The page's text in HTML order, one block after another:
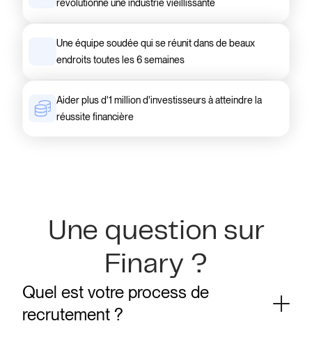
révolutionne une industrie vieillissante
Une équipe soudée qui se réunit dans de beaux
endroits toutes les 6 semaines
Aider plus d'1 million d'investisseurs à atteindre la
réussite financière
Une question sur
Finary ?
Quel est votre process de
recrutement ?